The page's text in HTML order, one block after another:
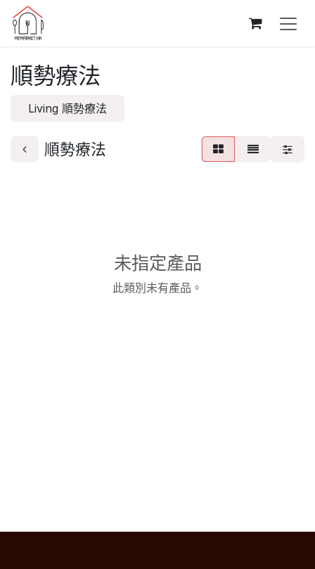
跳至內容
順勢療法
Living 順勢療法
順勢療法
未指定產品
此類別未有產品。